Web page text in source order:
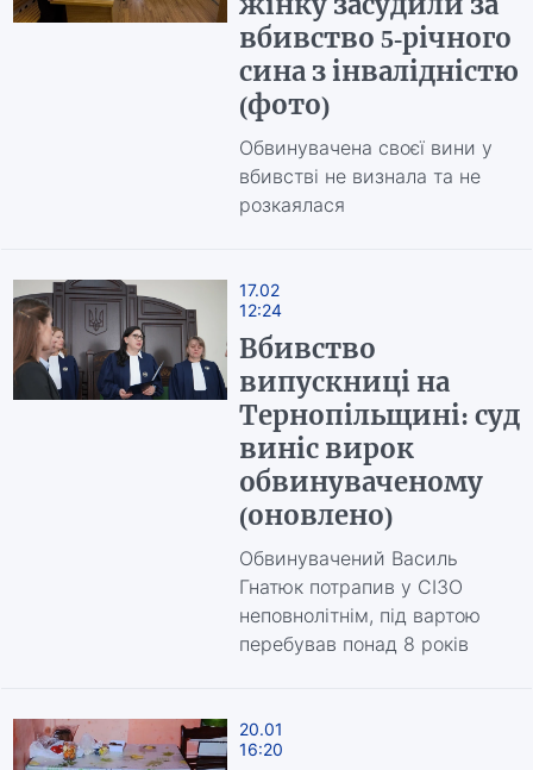
вбивство 5-річного
сина з інвалідністю
(фото)
Обвинувачена своєї вини у
вбивстві не визнала та не
розкаялася
17.02
12:24
Вбивство
випускниці на
Тернопільщині: суд
виніс вирок
обвинуваченому
(оновлено)
Обвинувачений Василь
Гнатюк потрапив у СІЗО
неповнолітнім, під вартою
перебував понад 8 років
20.01
16:20